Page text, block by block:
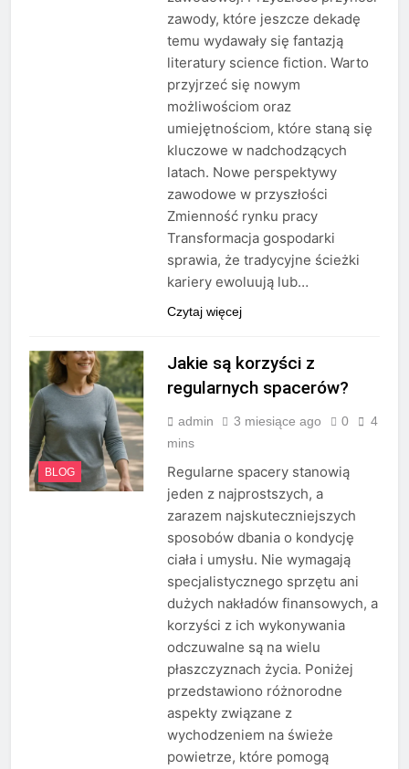
zawody, które jeszcze dekadę
temu wydawały się fantazją
literatury science fiction. Warto
przyjrzeć się nowym
możliwościom oraz
umiejętnościom, które staną się
kluczowe w nadchodzących
latach. Nowe perspektywy
zawodowe w przyszłości
Zmienność rynku pracy
Transformacja gospodarki
sprawia, że tradycyjne ścieżki
kariery ewoluują lub…
Czytaj więcej
BLOG
Jakie są korzyści z
regularnych spacerów?
admin 3 miesiące ago 0
4
mins
Regularne spacery stanowią
jeden z najprostszych, a
zarazem najskuteczniejszych
sposobów dbania o kondycję
ciała i umysłu. Nie wymagają
specjalistycznego sprzętu ani
dużych nakładów finansowych, a
korzyści z ich wykonywania
odczuwalne są na wielu
płaszczyznach życia. Poniżej
przedstawiono różnorodne
aspekty związane z
wychodzeniem na świeże
powietrze, które pomogą